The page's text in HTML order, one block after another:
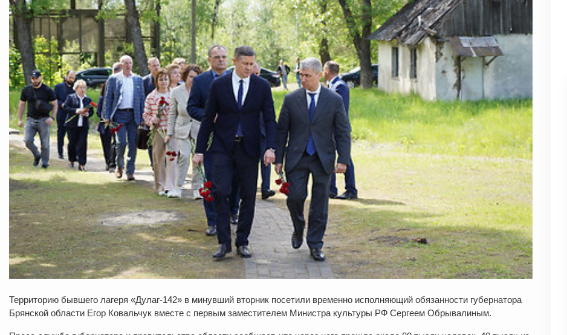
Территорию бывшего лагеря «Дулаг-142» в минувший вторник посетили временно исполняющий обязанности губернатора
Брянской области Егор Ковальчук вместе с первым заместителем Министра культуры РФ Сергеем Обрывалиным.